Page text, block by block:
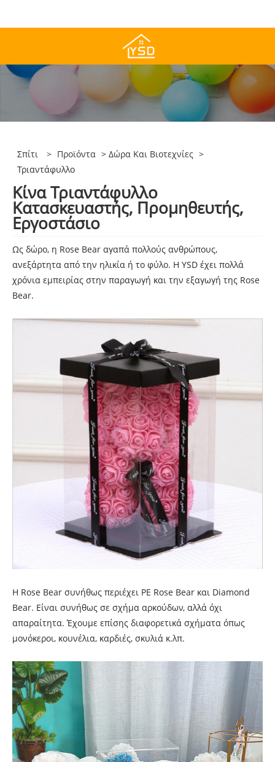
Σπίτι > Προϊόντα >Δώρα Και Βιοτεχνίες >
Τριαντάφυλλο
Κίνα Τριαντάφυλλο
Κατασκευαστής, Προμηθευτής,
Εργοστάσιο
Ως δώρο, η Rose Bear αγαπά πολλούς ανθρώπους,
ανεξάρτητα από την ηλικία ή το φύλο. Η YSD έχει πολλά
χρόνια εμπειρίας στην παραγωγή και την εξαγωγή της Rose
Bear.
Η Rose Bear συνήθως περιέχει PE Rose Bear και Diamond
Bear. Είναι συνήθως σε σχήμα αρκούδων, αλλά όχι
απαραίτητα. Έχουμε επίσης διαφορετικά σχήματα όπως
μονόκεροι, κουνέλια, καρδιές, σκυλιά κ.λπ.